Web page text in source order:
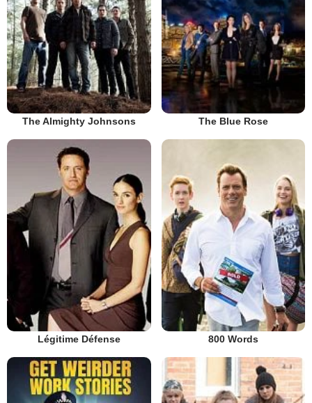
The Almighty Johnsons The Blue Rose
Légitime Défense 800 Words